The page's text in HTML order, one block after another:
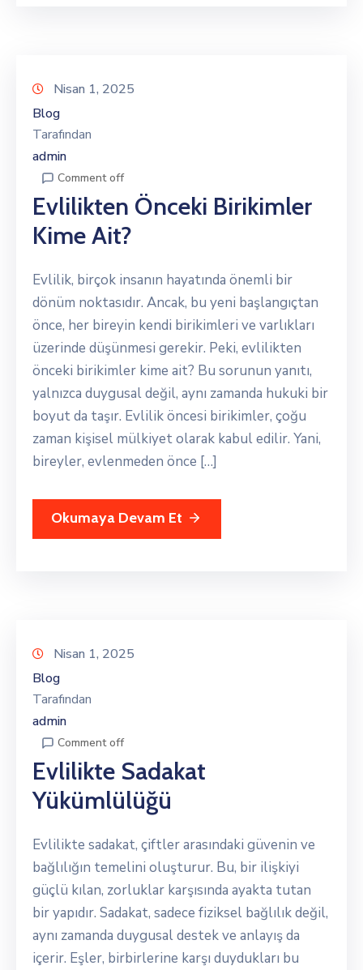
Nisan 1, 2025
Blog
Tarafından
admin
Comment off
Evlilikten Önceki Birikimler
Kime Ait?
Evlilik, birçok insanın hayatında önemli bir
dönüm noktasıdır. Ancak, bu yeni başlangıçtan
önce, her bireyin kendi birikimleri ve varlıkları
üzerinde düşünmesi gerekir. Peki, evlilikten
önceki birikimler kime ait? Bu sorunun yanıtı,
yalnızca duygusal değil, aynı zamanda hukuki bir
boyut da taşır. Evlilik öncesi birikimler, çoğu
zaman kişisel mülkiyet olarak kabul edilir. Yani,
bireyler, evlenmeden önce […]
Okumaya Devam Et
Nisan 1, 2025
Blog
Tarafından
admin
Comment off
Evlilikte Sadakat
Yükümlülüğü
Evlilikte sadakat, çiftler arasındaki güvenin ve
bağlılığın temelini oluşturur. Bu, bir ilişkiyi
güçlü kılan, zorluklar karşısında ayakta tutan
bir yapıdır. Sadakat, sadece fiziksel bağlılık değil,
aynı zamanda duygusal destek ve anlayış da
içerir. Eşler, birbirlerine karşı duydukları bu